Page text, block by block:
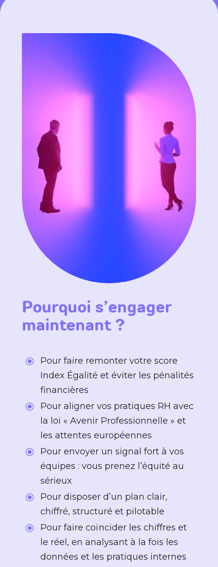
Pourquoi s’engager
maintenant ?
\
Pour faire remonter votre score
Index Égalité et éviter les pénalités
financières
\
Pour aligner vos pratiques RH avec
la loi « Avenir Professionnelle » et
les attentes européennes
\
Pour envoyer un signal fort à vos
équipes : vous prenez l’équité au
sérieux
\
Pour disposer d’un plan clair,
chiffré, structuré et pilotable
\
Pour faire coïncider les chiffres et
le réel, en analysant à la fois les
données et les pratiques internes